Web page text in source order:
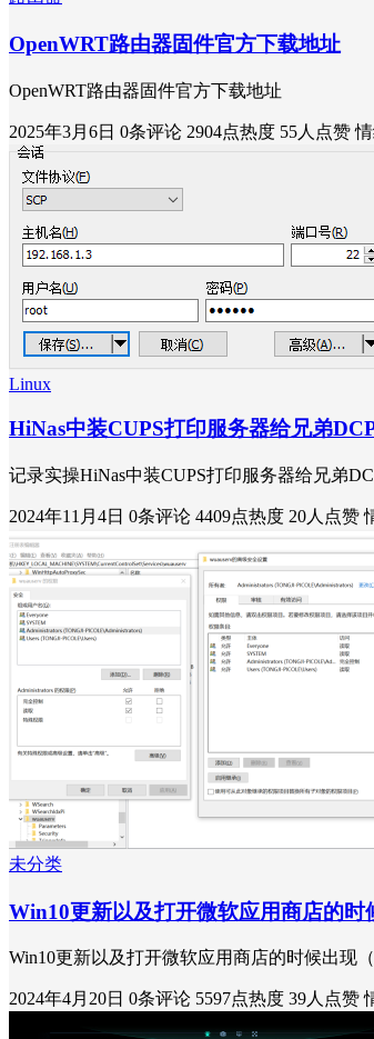
OpenWRT路由器固件官方下载地址
OpenWRT路由器固件官方下载地址
2025年3月6日 0条评论 2904点热度 55人点赞
Linux
HiNas中装CUPS打印服务器给兄弟
记录实操HiNas中装CUPS打印服务器给兄弟
2024年11月4日 0条评论 4409点热度 20人点赞
未分类
Win10更新以及打开微软应用商店的时
Win10更新以及打开微软应用商店的时候出现
2024年4月20日 0条评论 5597点热度 39人点赞